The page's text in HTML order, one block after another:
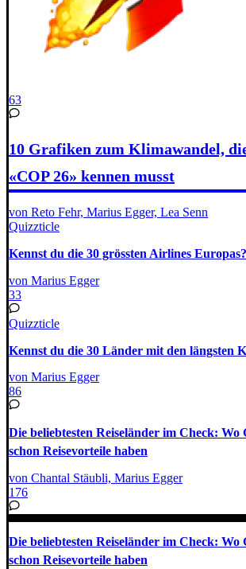
63
10 Grafiken zum Klimawandel,
«COP 26» kennen musst
von Reto Fehr, Marius Egger, Lea Senn
Quizzticle
Kennst du die 30 grössten Airlines Europas?
von Marius Egger
33
Quizzticle
Kennst du die 30 Länder mit den längsten
von Marius Egger
86
Die beliebtesten Reiseländer im Check: Wo
schon Reisevorteile haben
von Chantal Stäubli, Marius Egger
176
Die beliebtesten Reiseländer im Check: Wo
schon Reisevorteile haben